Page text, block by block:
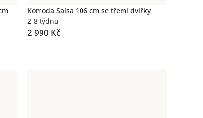
Komoda Salsa 106 cm se třemi dvířky
2-8 týdnů
2 990 Kč